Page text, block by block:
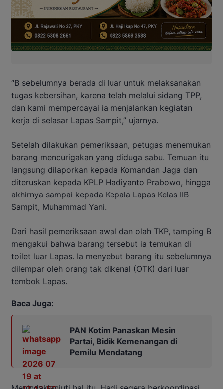
“B sebelumnya berada di luar untuk melaksanakan
tugas kebersihan, karena telah melalui sidang TPP,
dan kami mempercayai ia menjalankan kegiatan
kerja di selasar Lapas Sampit,” ujarnya.
Setelah dilakukan pemeriksaan, petugas menemukan
barang mencurigakan yang diduga sabu. Temuan itu
langsung dilaporkan kepada Komandan Jaga dan
diteruskan kepada KPLP Hadiyanto Prabowo, hingga
akhirnya sampai kepada Kepala Lapas Kelas IIB
Sampit, Muhammad Yani.
Dari hasil pemeriksaan awal dan olah TKP, tamping B
mengakui bahwa barang tersebut ia temukan di
toilet luar Lapas. Ia menyebut barang itu sebelumnya
dilempar oleh orang tak dikenal (OTK) dari luar
tembok Lapas.
Baca Juga:
PAN Kotim Panaskan Mesin
Partai, Bidik Kemenangan di
Pemilu Mendatang